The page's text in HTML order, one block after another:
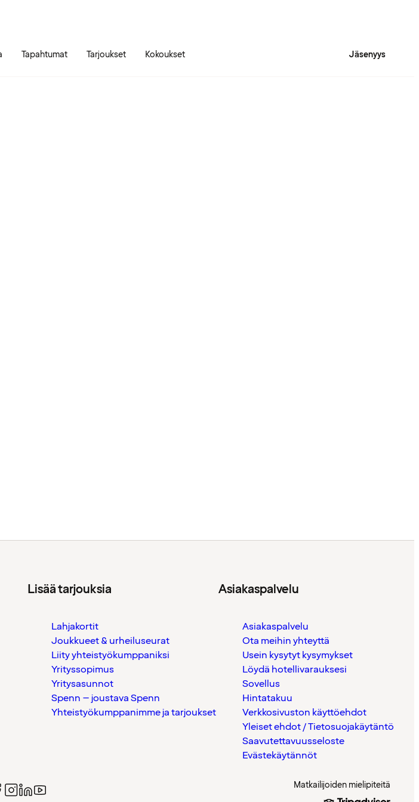
Tapahtumat Tarjoukset Kokoukset Jäsenyys
Lisää tarjouksia
Lahjakortit
Joukkueet & urheiluseurat
Liity yhteistyökumppaniksi
Yrityssopimus
Yritysasunnot
Spenn – joustava Spenn
Yhteistyökumppanimme ja tarjoukset
Asiakaspalvelu
Asiakaspalvelu
Ota meihin yhteyttä
Usein kysytyt kysymykset
Löydä hotellivarauksesi
Sovellus
Hintatakuu
Verkkosivuston käyttöehdot
Yleiset ehdot / Tietosuojakäytäntö
Saavutettavuusseloste
Evästekäytännöt
Matkailijoiden mielipiteitä